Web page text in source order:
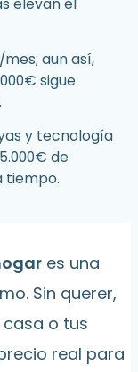
elevan el
aun así,
sigue
y tecnología
de
tiempo.
es una
Sin querer,
o tus
real para